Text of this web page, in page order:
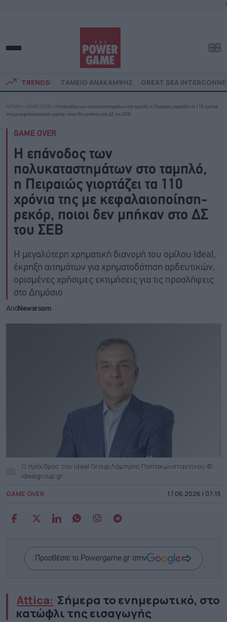
TRENDS: ΤΑΜΕΙΟ ΑΝΑΚΑΜΨΗΣ GREAT SEA
ΑΡΧΙΚΗ » GAME OVER » Η επάνοδος των πολυκαταστημάτων στο ταμπλό, η Πειραιώς γιορτάζει τα 110 χρόνια
της με κεφαλαιοποίηση-ρεκόρ, ποιοι δεν μπήκαν στο ΔΣ του ΣΕΒ
GAME OVER
Η επάνοδος των
πολυκαταστημάτων στο ταμπλό,
η Πειραιώς γιορτάζει τα 110
χρόνια της με κεφαλαιοποίηση-
ρεκόρ, ποιοι δεν μπήκαν στο ΔΣ
του ΣΕΒ
Η μεγαλύτερη χρηματική διανομή του ομίλου Ideal,
έκρηξη αιτημάτων για χρηματοδότηση αρδευτικών,
ορισμένες χρήσιμες εκτιμήσεις για τις προσλήψεις
στο Δημόσιο
ΑπόNewsroom
O πρόεδρος του Ideal Group Λάμπρος Παπακωνσταντίνου ©
idealgroup.gr
GAME OVER 17.06.2026 | 07:15
Προσθέστε το Powergame.gr στην
Αttica: Σήμερα το ενημερωτικό, στο
κατώφλι της εισαγωγής